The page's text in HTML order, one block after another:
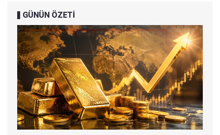
GÜNÜN ÖZETİ